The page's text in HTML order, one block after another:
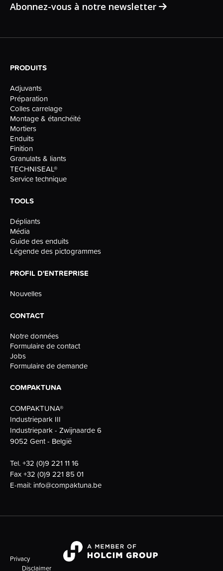
Abonnez-vous à notre newsletter
PRODUITS
Adjuvants
Préparation
Colles carrelage
Montage & étanchéité
Mortiers
Enduits
Finition
Granulats & liants
TECHNISEAL®
Service technique
TOOLS
Dépliants
Média
Guide des enduits
Légende des pictogrammes
PROFIL D'ENTREPRISE
Nouvelles
CONTACT
Notre données
Formulaire de contact
Jobs
Formulaire de demande
COMPAKTUNA
COMPAKTUNA®
Industriepark III
Industriepark - Zwijnaarde 6
9052 Gent - België
Tel.+32 (0)9 221 11 16
Fax+32 (0)9 221 85 01
E-mail: info@compaktuna.be
Privacy
Disclaimer